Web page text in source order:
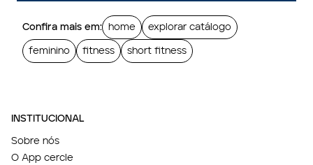
Confira mais em: home explorar catálogo
feminino fitness short fitness
INSTITUCIONAL
Sobre nós
O App cercle